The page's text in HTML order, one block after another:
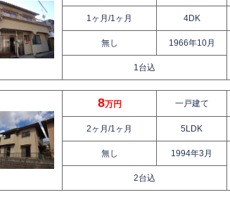
1ヶ月/1ヶ月 4DK
無し
1966年10月
1台込
8万円 一戸建て
2ヶ月/1ヶ月 5LDK
無し
1994年3月
2台込